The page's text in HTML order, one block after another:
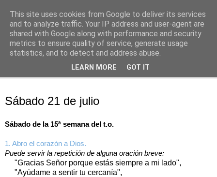
Oración personal
con el Evangelio de cada día
Sábado 21 de julio
Sábado de la 15ª semana del t.o.
1. Abro el corazón a Dios.
Puede servir la repetición de alguna oración breve:
"Gracias Señor porque estás siempre a mi lado",
"Ayúdame a sentir tu cercanía",
This site uses cookies from Google to deliver its services
and to analyze traffic. Your IP address and user-agent are
shared with Google along with performance and security
metrics to ensure quality of service, generate usage
statistics, and to detect and address abuse.
LEARN MORE GOT IT